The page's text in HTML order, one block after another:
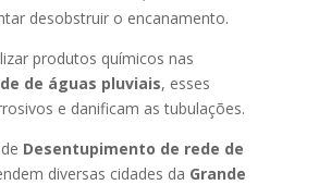
desobstruir o encanamento.
produtos químicos nas
de águas pluviais, esses
e danificam as tubulações.
Desentupimento de rede de
diversas cidades da Grande